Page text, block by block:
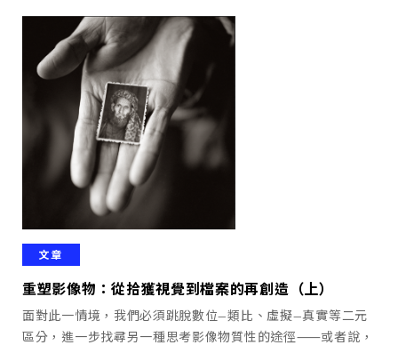
文章
重塑影像物：從拾獲視覺到檔案的再創造（上）
面對此一情境，我們必須跳脫數位—類比、虛擬—真實等二元
區分，進一步找尋另一種思考影像物質性的途徑⸺或者說，